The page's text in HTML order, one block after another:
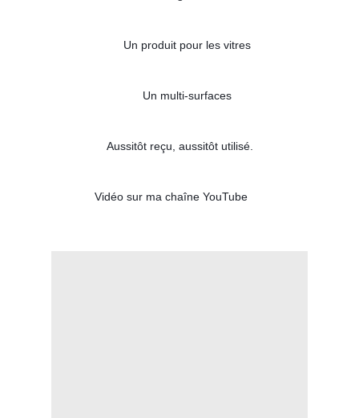
Un produit pour les vitres
Un multi-surfaces
Aussitôt reçu, aussitôt utilisé.
Vidéo sur ma chaîne YouTube